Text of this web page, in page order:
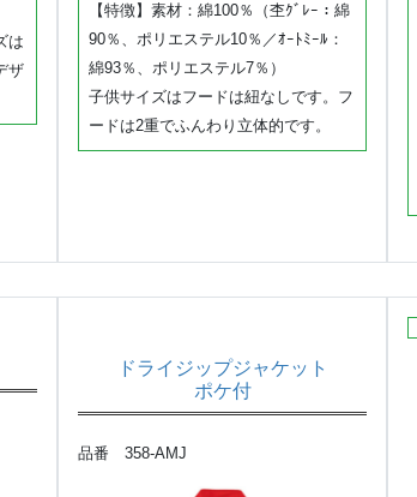
は
ザ
【特徴】素材：綿100％（杢ｸﾞﾚｰ：綿
90％、ポリエステル10％／ｵｰﾄﾐｰﾙ：
綿93％、ポリエステル7％）
子供サイズはフードは紐なしです。フ
ードは2重でふんわり立体的です。
ドライジップジャケット
ポケ付
品番 358-AMJ